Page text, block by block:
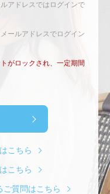
アドレスではログインで
ールアドレスでログイン
がロックされ、一定期間
こちら
こちら
ご質問はこちら